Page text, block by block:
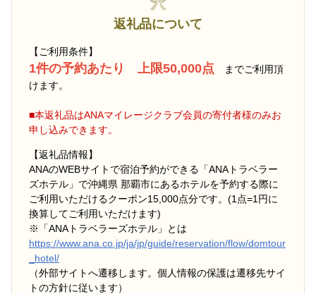
返礼品について
【ご利用条件】
1件の予約あたり 上限50,000点
までご利用頂
けます。
■本返礼品はANAマイレージクラブ会員の寄付者様のみお
申し込みできます。
【返礼品情報】
ANAのWEBサイトで宿泊予約ができる「ANAトラベラー
ズホテル」で沖縄県 那覇市にあるホテルを予約する際に
ご利用いただけるクーポン15,000点分です。(1点=1円に
換算してご利用いただけます)
※「ANAトラベラーズホテル」とは
https://www.ana.co.jp/ja/jp/guide/reservation/flow/domtour
_hotel/
（外部サイトへ遷移します。個人情報の保護は遷移先サイ
トの方針に従います）